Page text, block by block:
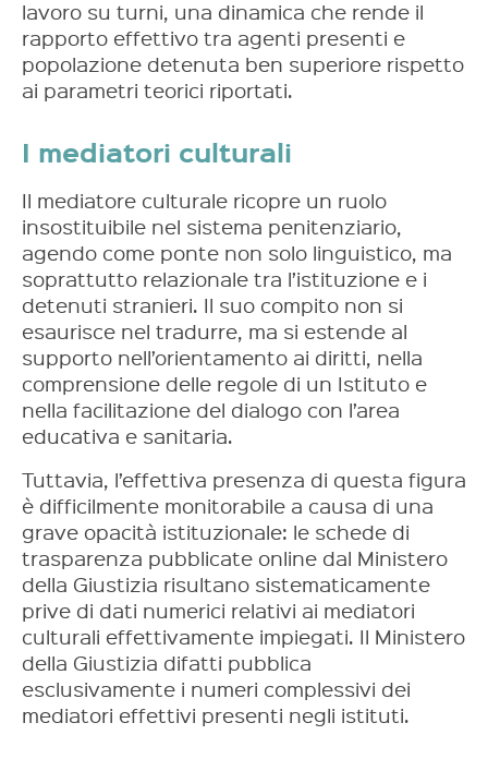
lavoro su turni, una dinamica che rende il
rapporto effettivo tra agenti presenti e
popolazione detenuta ben superiore rispetto
ai parametri teorici riportati.
I mediatori culturali
Il mediatore culturale ricopre un ruolo
insostituibile nel sistema penitenziario,
agendo come ponte non solo linguistico, ma
soprattutto relazionale tra l’istituzione e i
detenuti stranieri. Il suo compito non si
esaurisce nel tradurre, ma si estende al
supporto nell’orientamento ai diritti, nella
comprensione delle regole di un Istituto e
nella facilitazione del dialogo con l’area
educativa e sanitaria.
Tuttavia, l’effettiva presenza di questa figura
è difficilmente monitorabile a causa di una
grave opacità istituzionale: le schede di
trasparenza pubblicate online dal Ministero
della Giustizia risultano sistematicamente
prive di dati numerici relativi ai mediatori
culturali effettivamente impiegati. Il Ministero
della Giustizia difatti pubblica
esclusivamente i numeri complessivi dei
mediatori effettivi presenti negli istituti.